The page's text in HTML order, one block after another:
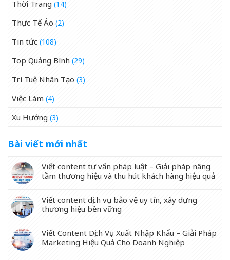
Thời Trang (14)
Thực Tế Ảo (2)
Tin tức (108)
Top Quảng Bình (29)
Trí Tuệ Nhân Tạo (3)
Việc Làm (4)
Xu Hướng (3)
Bài viết mới nhất
Viết content tư vấn pháp luật – Giải pháp nâng
tầm thương hiệu và thu hút khách hàng hiệu quả
Viết content dịch vụ bảo vệ uy tín, xây dựng
thương hiệu bền vững
Viết Content Dịch Vụ Xuất Nhập Khẩu – Giải Pháp
Marketing Hiệu Quả Cho Doanh Nghiệp